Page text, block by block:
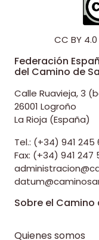
CC BY 4.0
Federación
del Camino de
Calle Ruavieja, 3
26001 Logroño
La Rioja (España)
Tel.: (+34) 941 245
Fax: (+34) 941 247
Sobre el
Quienes somos